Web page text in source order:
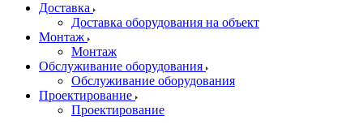
Доставка
Доставка оборудования на объект
Монтаж
Монтаж
Обслуживание оборудования
Обслуживание оборудования
Проектирование
Проектирование